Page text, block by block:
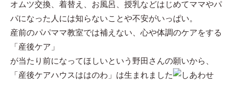
オムツ交換、着替え、お風呂、授乳などはじめてママやパ
パになった人には知らないことや不安がいっぱい。
産前のパパママ教室では補えない、心や体調のケアをする
「産後ケア」
が当たり前になってほしいという野田さんの願いから、
「産後ケアハウスははのわ」は生まれました